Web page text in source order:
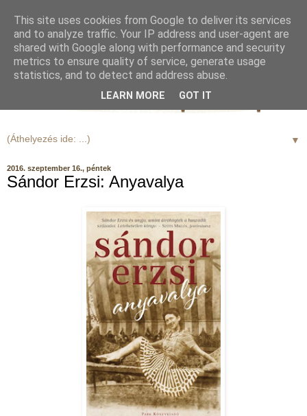
▼
2016. szeptember 16., péntek
Sándor Erzsi: Anyavalya
This site uses cookies from Google to deliver its services
and to analyze traffic. Your IP address and user-agent are
shared with Google along with performance and security
metrics to ensure quality of service, generate usage
statistics, and to detect and address abuse.
LEARN MORE GOT IT